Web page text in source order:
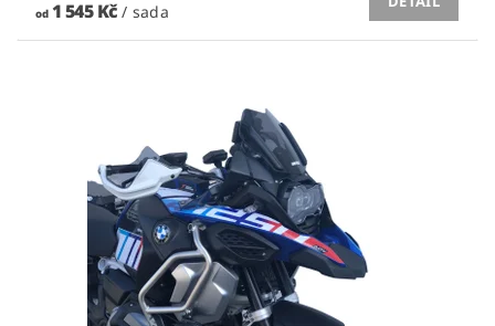
od1 545 Kč/ sada